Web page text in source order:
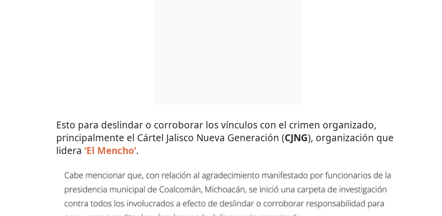
Esto para deslindar o corroborar los vínculos con el crimen organizado,
principalmente el Cártel Jalisco Nueva Generación (CJNG), organización que
lidera ‘El Mencho’.